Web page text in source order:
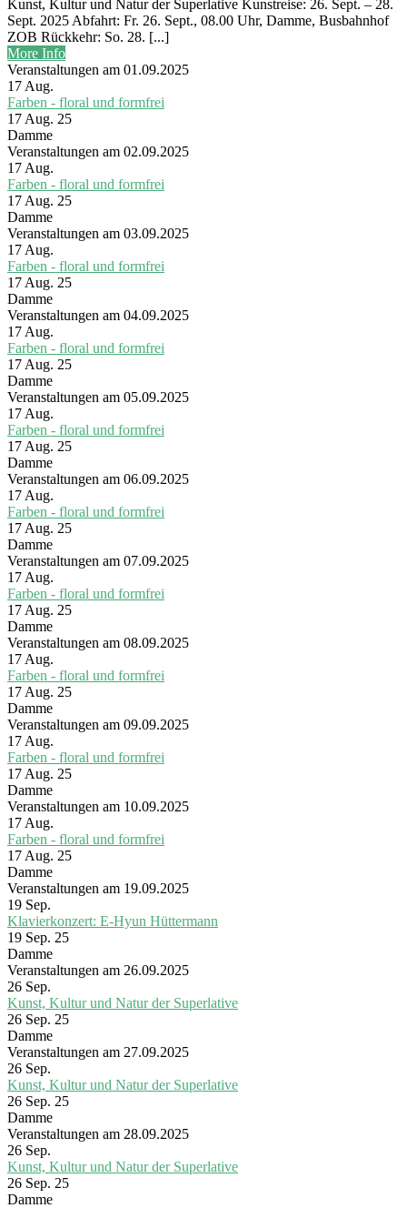
Kunst, Kultur und Natur der Superlative Kunstreise: 26. Sept. – 28.
Sept. 2025 Abfahrt: Fr. 26. Sept., 08.00 Uhr, Damme, Busbahnhof
ZOB Rückkehr: So. 28. [...]
More Info
Veranstaltungen am 01.09.2025
17 Aug.
Farben - floral und formfrei
17 Aug. 25
Damme
Veranstaltungen am 02.09.2025
17 Aug.
Farben - floral und formfrei
17 Aug. 25
Damme
Veranstaltungen am 03.09.2025
17 Aug.
Farben - floral und formfrei
17 Aug. 25
Damme
Veranstaltungen am 04.09.2025
17 Aug.
Farben - floral und formfrei
17 Aug. 25
Damme
Veranstaltungen am 05.09.2025
17 Aug.
Farben - floral und formfrei
17 Aug. 25
Damme
Veranstaltungen am 06.09.2025
17 Aug.
Farben - floral und formfrei
17 Aug. 25
Damme
Veranstaltungen am 07.09.2025
17 Aug.
Farben - floral und formfrei
17 Aug. 25
Damme
Veranstaltungen am 08.09.2025
17 Aug.
Farben - floral und formfrei
17 Aug. 25
Damme
Veranstaltungen am 09.09.2025
17 Aug.
Farben - floral und formfrei
17 Aug. 25
Damme
Veranstaltungen am 10.09.2025
17 Aug.
Farben - floral und formfrei
17 Aug. 25
Damme
Veranstaltungen am 19.09.2025
19 Sep.
Klavierkonzert: E-Hyun Hüttermann
19 Sep. 25
Damme
Veranstaltungen am 26.09.2025
26 Sep.
Kunst, Kultur und Natur der Superlative
26 Sep. 25
Damme
Veranstaltungen am 27.09.2025
26 Sep.
Kunst, Kultur und Natur der Superlative
26 Sep. 25
Damme
Veranstaltungen am 28.09.2025
26 Sep.
Kunst, Kultur und Natur der Superlative
26 Sep. 25
Damme